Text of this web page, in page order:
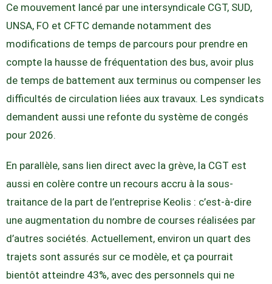
Ce mouvement lancé par une intersyndicale CGT, SUD,
UNSA, FO et CFTC demande notamment des
modifications de temps de parcours pour prendre en
compte la hausse de fréquentation des bus, avoir plus
de temps de battement aux terminus ou compenser les
difficultés de circulation liées aux travaux. Les syndicats
demandent aussi une refonte du système de congés
pour 2026.
En parallèle, sans lien direct avec la grève, la CGT est
aussi en colère contre un recours accru à la sous-
traitance de la part de l’entreprise Keolis : c’est-à-dire
une augmentation du nombre de courses réalisées par
d’autres sociétés. Actuellement, environ un quart des
trajets sont assurés sur ce modèle, et ça pourrait
bientôt atteindre 43%, avec des personnels qui ne